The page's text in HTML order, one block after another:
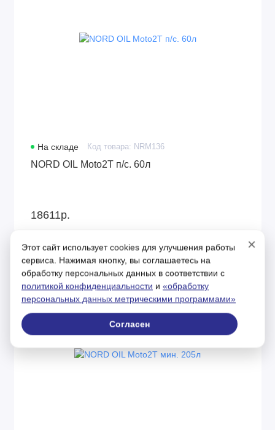
На складе Код товара: NRM136
NORD OIL Moto2Т п/с. 60л
18611р.
×
Этот сайт использует cookies для улучшения работы
сервиса. Нажимая кнопку, вы соглашаетесь на
обработку персональных данных в соответствии с
политикой конфиденциальности и «обработку
персональных данных метрическими программами»
Согласен